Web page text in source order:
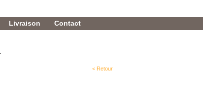
Livraison Contact
< Retour